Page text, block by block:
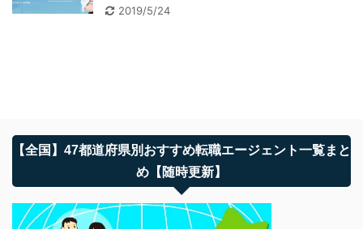
2019/5/24
【全国】47都道府県別おすすめ転職エージェント一覧まと
め【随時更新】